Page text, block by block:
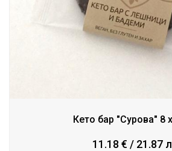
Кето бар "Сурова" 8
11.18 € / 21.87